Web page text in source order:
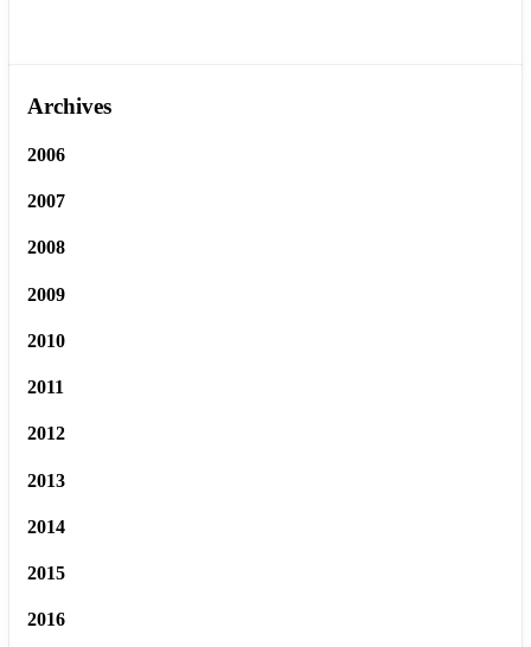
Archives
2006
2007
2008
2009
2010
2011
2012
2013
2014
2015
2016